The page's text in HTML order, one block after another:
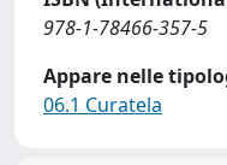
978-1-78466-357-5
Appare nelle
06.1 Curatela